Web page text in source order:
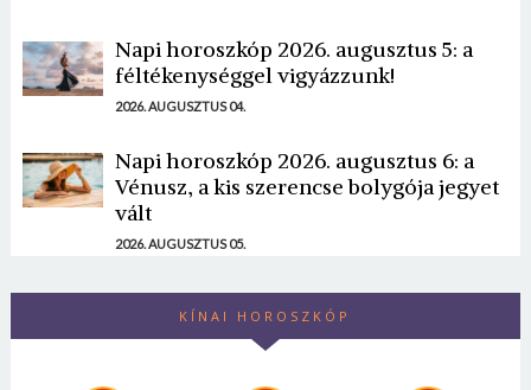
Napi horoszkóp 2026. augusztus 5: a
féltékenységgel vigyázzunk!
2026. AUGUSZTUS 04.
Napi horoszkóp 2026. augusztus 6: a
Vénusz, a kis szerencse bolygója jegyet
vált
2026. AUGUSZTUS 05.
KÍNAI HOROSZKÓP